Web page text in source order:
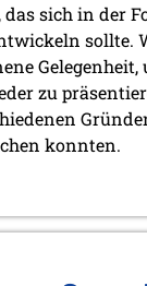
sich in der
sollte.
Gelegenheit,
zu
konnten.